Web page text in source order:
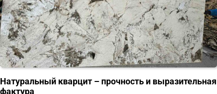
Натуральный кварцит – прочность и выразительная
фактура